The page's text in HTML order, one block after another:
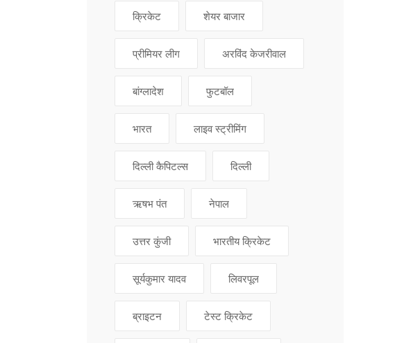
क्रिकेट शेयर बाजार
प्रीमियर लीग अरविंद केजरीवाल
बांग्लादेश फुटबॉल
भारत लाइव स्ट्रीमिंग
दिल्ली कैपिटल्स दिल्ली
ऋषभ पंत नेपाल
उत्तर कुंजी भारतीय क्रिकेट
सूर्यकुमार यादव लिवरपूल
ब्राइटन टेस्ट क्रिकेट